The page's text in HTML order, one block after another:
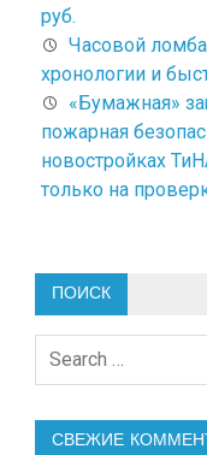
руб.
Часовой
хронологии и
«Бумажная»
пожарная
новостройках
только на
ПОИСК
СВЕЖИЕ